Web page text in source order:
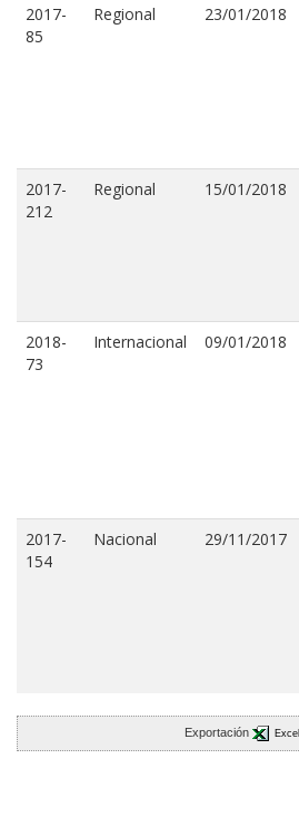
2017-
85
Regional 23/01/2018
2017-
212
Regional 15/01/2018
2018-
73
Internacional 09/01/2018
2017-
154
Nacional 29/11/2017
Exportación Excel